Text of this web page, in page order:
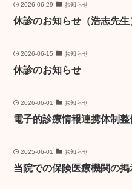
2026-06-29 お知らせ
休診のお知らせ（浩志先生
2026-06-15 お知らせ
休診のお知らせ
2026-06-01 お知らせ
電子的診療情報連携体制
2025-06-01 お知らせ
当院での保険医療機関の